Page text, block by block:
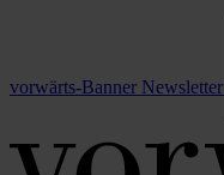
vorwärts-Banner Newsletter